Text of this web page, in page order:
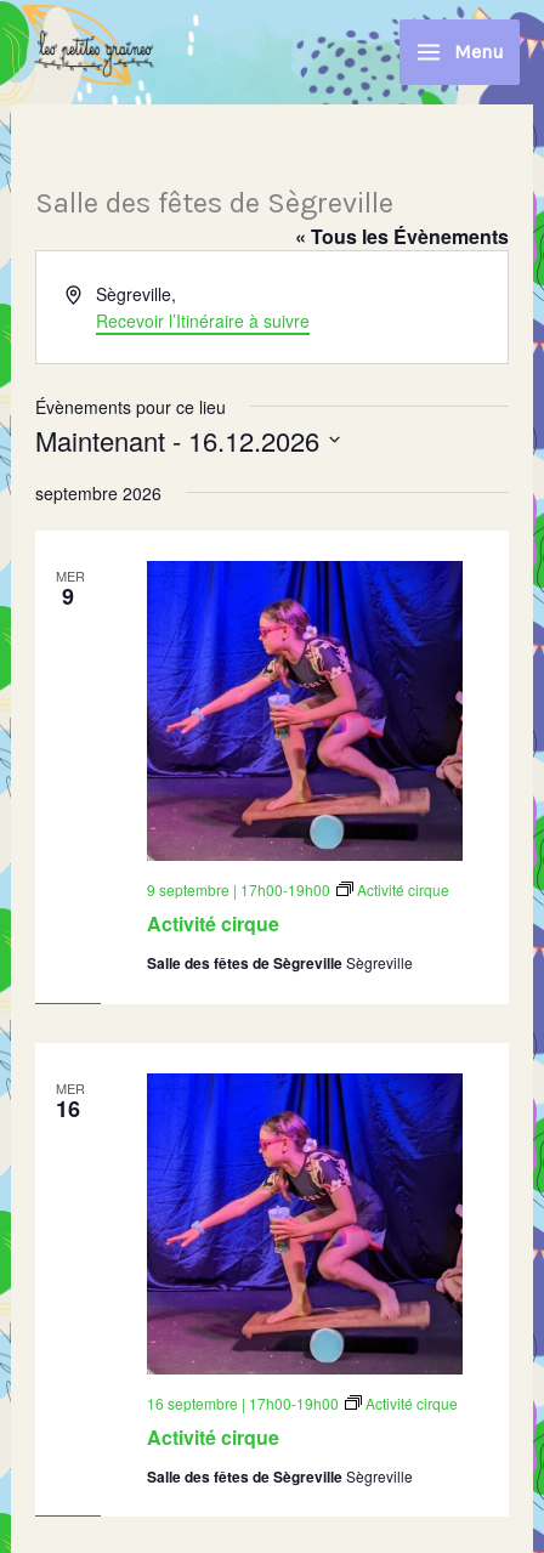
Aller
au
contenu
Menu
Salle des fêtes de Sègreville
« Tous les Évènements
AdresseSègreville,
Recevoir l’Itinéraire à suivre
Évènements pour ce lieu
Maintenant - 16.12.2026
une
septembre 2026
MER
9
Activité cirque
9 septembre | 17h00-19h00 Activité cirque
Salle des fêtes de SègrevilleSègreville
MER
16
Activité cirque
16 septembre | 17h00-19h00 Activité cirque
Salle des fêtes de SègrevilleSègreville